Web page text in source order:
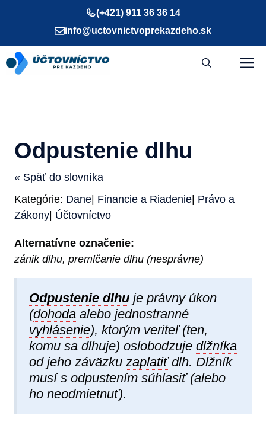
(+421) 911 36 36 14
info@uctovnictvoprekazdeho.sk
Odpustenie dlhu
« Späť do slovníka
Kategórie: Dane| Financie a Riadenie| Právo a
Zákony| Účtovníctvo
Alternatívne označenie:
zánik dlhu, premlčanie dlhu (nesprávne)
Odpustenie dlhu je právny úkon
(dohoda alebo jednostranné
vyhlásenie), ktorým veriteľ (ten,
komu sa dlhuje) oslobodzuje dlžníka
od jeho záväzku zaplatiťdlh. Dlžník
musí s odpustením súhlasiť (alebo
ho neodmietnuť).